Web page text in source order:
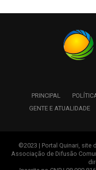
PRINCIPAL
GENTE E ATUALIDADE
©2023 | Portal Quinari,
Associação de Difusão